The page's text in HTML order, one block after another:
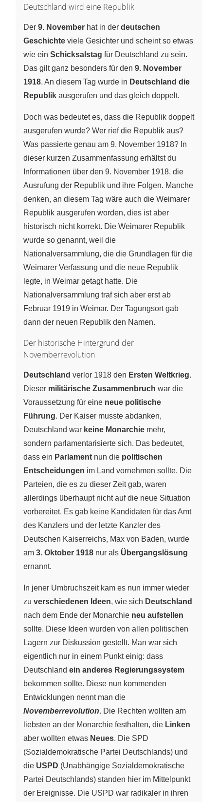
Deutschland wird eine Republik
Der 9. November hat in der deutschen
Geschichte viele Gesichter und scheint so etwas
wie ein Schicksalstag für Deutschland zu sein.
Das gilt ganz besonders für den 9. November
1918. An diesem Tag wurde in Deutschland die
Republik ausgerufen und das gleich doppelt.
Doch was bedeutet es, dass die Republik doppelt
ausgerufen wurde? Wer rief die Republik aus?
Was passierte genau am 9. November 1918? In
dieser kurzen Zusammenfassung erhältst du
Informationen über den 9. November 1918, die
Ausrufung der Republik und ihre Folgen. Manche
denken, an diesem Tag wäre auch die Weimarer
Republik ausgerufen worden, dies ist aber
historisch nicht korrekt. Die Weimarer Republik
wurde so genannt, weil die
Nationalversammlung, die die Grundlagen für die
Weimarer Verfassung und die neue Republik
legte, in Weimar getagt hatte. Die
Nationalversammlung traf sich aber erst ab
Februar 1919 in Weimar. Der Tagungsort gab
dann der neuen Republik den Namen.
Der historische Hintergrund der
Novemberrevolution
Deutschland verlor 1918 den Ersten Weltkrieg.
Dieser militärische Zusammenbruch war die
Voraussetzung für eine neue politische
Führung. Der Kaiser musste abdanken,
Deutschland war keine Monarchie mehr,
sondern parlamentarisierte sich. Das bedeutet,
dass ein Parlament nun die politischen
Entscheidungen im Land vornehmen sollte. Die
Parteien, die es zu dieser Zeit gab, waren
allerdings überhaupt nicht auf die neue Situation
vorbereitet. Es gab keine Kandidaten für das Amt
des Kanzlers und der letzte Kanzler des
Deutschen Kaiserreichs, Max von Baden, wurde
am 3. Oktober 1918 nur als Übergangslösung
ernannt.
In jener Umbruchszeit kam es nun immer wieder
zu verschiedenen Ideen, wie sich Deutschland
nach dem Ende der Monarchie neu aufstellen
sollte. Diese Ideen wurden von allen politischen
Lagern zur Diskussion gestellt. Man war sich
eigentlich nur in einem Punkt einig: dass
Deutschland ein anderes Regierungssystem
bekommen sollte. Diese nun kommenden
Entwicklungen nennt man die
Novemberrevolution. Die Rechten wollten am
liebsten an der Monarchie festhalten, die Linken
aber wollten etwas Neues. Die SPD
(Sozialdemokratische Partei Deutschlands) und
die USPD (Unabhängige Sozialdemokratische
Partei Deutschlands) standen hier im Mittelpunkt
der Ereignisse. Die USPD war radikaler in ihren